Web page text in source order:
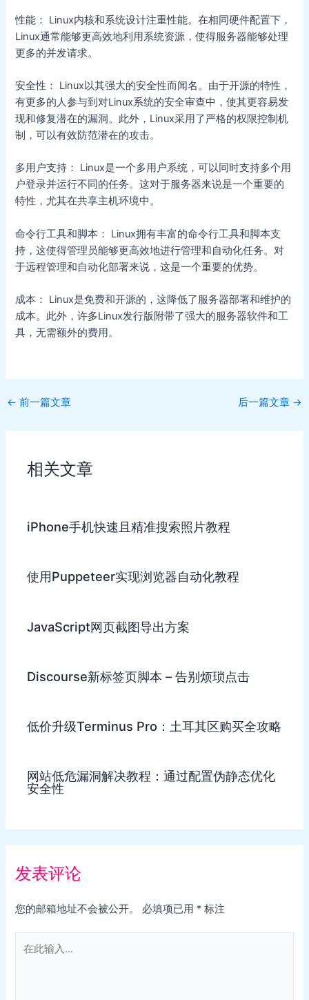
性能： Linux内核和系统设计注重性能。在相同硬件配置下，
Linux通常能够更高效地利用系统资源，使得服务器能够处理
更多的并发请求。
安全性： Linux以其强大的安全性而闻名。由于开源的特性，
有更多的人参与到对Linux系统的安全审查中，使其更容易发
现和修复潜在的漏洞。此外，Linux采用了严格的权限控制机
制，可以有效防范潜在的攻击。
多用户支持： Linux是一个多用户系统，可以同时支持多个用
户登录并运行不同的任务。这对于服务器来说是一个重要的
特性，尤其在共享主机环境中。
命令行工具和脚本： Linux拥有丰富的命令行工具和脚本支
持，这使得管理员能够更高效地进行管理和自动化任务。对
于远程管理和自动化部署来说，这是一个重要的优势。
成本： Linux是免费和开源的，这降低了服务器部署和维护的
成本。此外，许多Linux发行版附带了强大的服务器软件和工
具，无需额外的费用。
Post
← 前一篇文章 后一篇文章 →
相关文章
iPhone手机快速且精准搜索照片教程
使用Puppeteer实现浏览器自动化教程
JavaScript网页截图导出方案
Discourse新标签页脚本 – 告别烦琐点击
低价升级Terminus Pro：土耳其区购买全攻略
网站低危漏洞解决教程：通过配置伪静态优化
安全性
发表评论
您的邮箱地址不会被公开。 必填项已用 * 标注